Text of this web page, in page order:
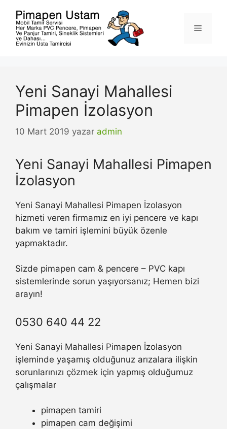
Menü
Yeni Sanayi Mahallesi
Pimapen İzolasyon
10 Mart 2019 yazar admin
Yeni Sanayi Mahallesi Pimapen
İzolasyon
Yeni Sanayi Mahallesi Pimapen İzolasyon
hizmeti veren firmamız en iyi pencere ve kapı
bakım ve tamiri işlemini büyük özenle
yapmaktadır.
Sizde pimapen cam & pencere – PVC kapı
sistemlerinde sorun yaşıyorsanız; Hemen bizi
arayın!
0530 640 44 22
Yeni Sanayi Mahallesi Pimapen İzolasyon
işleminde yaşamış olduğunuz arızalara ilişkin
sorunlarınızı çözmek için yapmış olduğumuz
çalışmalar
pimapen tamiri
pimapen cam değişimi